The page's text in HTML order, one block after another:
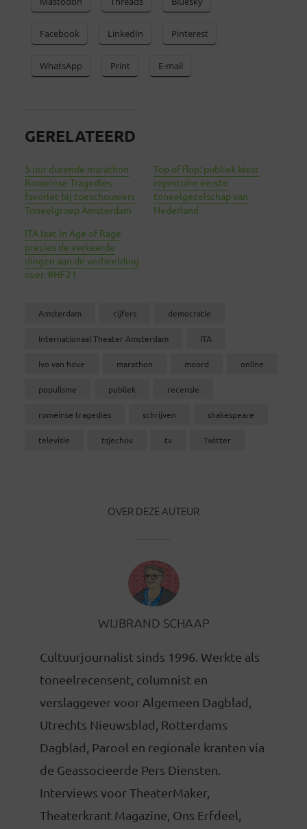
Facebook LinkedIn Pinterest
WhatsApp Print E-mail
GERELATEERD
5 uur durende marathon
Romeinse Tragedies
favoriet bij toeschouwers
Toneelgroep Amsterdam
Top of flop: publiek kiest
repertoire eerste
toneelgezelschap van
Nederland
ITA laat in Age of Rage
precies de verkeerde
dingen aan de verbeelding
over. #HF21
Amsterdam cijfers democratie
Internationaal Theater Amsterdam ITA
ivo van hove marathon moord online
populisme publiek recensie
romeinse tragedies schrijven shakespeare
televisie tsjechov tv Twitter
OVER DEZE AUTEUR
WIJBRAND SCHAAP
Cultuurjournalist sinds 1996. Werkte als
toneelrecensent, columnist en
verslaggever voor Algemeen Dagblad,
Utrechts Nieuwsblad, Rotterdams
Dagblad, Parool en regionale kranten via
de Geassocieerde Pers Diensten.
Interviews voor TheaterMaker,
Theaterkrant Magazine, Ons Erfdeel,